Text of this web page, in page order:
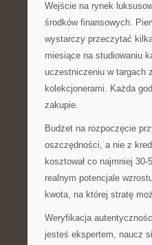
Wejście na rynek
środków finansowych.
wystarczy przeczytać
miesiące na studiowaniu
uczestniczeniu w targach
kolekcjonerami. Każda
zakupie.
Budżet na rozpoczęcie
oszczędności, a nie z
kosztował co najmniej
realnym potencjale
kwota, na której stratę
Weryfikacja
jesteś ekspertem, naucz